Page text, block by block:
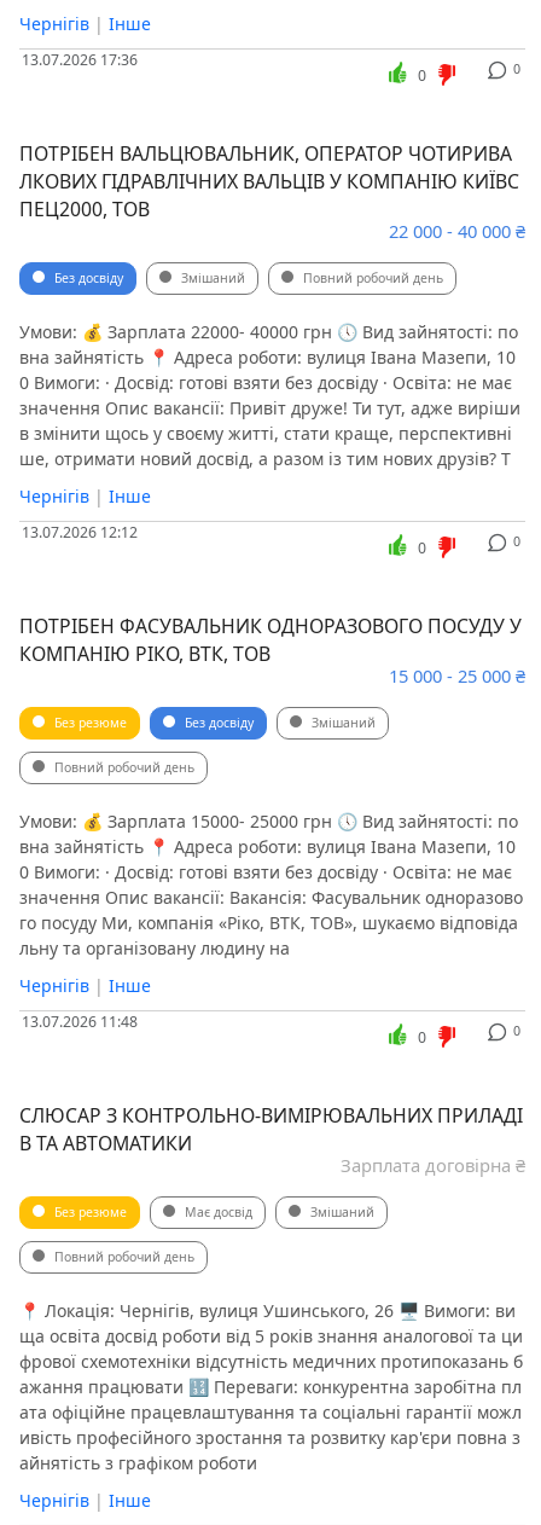
Чернігів | Інше
13.07.2026 17:36 0
0
ПОТРІБЕН ВАЛЬЦЮВАЛЬНИК, ОПЕРАТОР ЧОТИРИВА
ЛКОВИХ ГІДРАВЛІЧНИХ ВАЛЬЦІВ У КОМПАНІЮ КИЇВС
ПЕЦ2000, ТОВ
22 000 - 40 000 ₴
Без досвіду Змішаний Повний робочий день
Умови: 💰 Зарплата 22000- 40000 грн 🕔 Вид зайнятості: по
вна зайнятість 📍 Адреса роботи: вулиця Івана Мазепи, 10
0 Вимоги: · Досвід: готові взяти без досвіду · Освіта: не має
значення Опис вакансії: Привіт друже! Ти тут, адже виріши
в змінити щось у своєму житті, стати краще, перспективні
ше, отримати новий досвід, а разом із тим нових друзів? Т
Чернігів | Інше
13.07.2026 12:12 0
0
ПОТРІБЕН ФАСУВАЛЬНИК ОДНОРАЗОВОГО ПОСУДУ У
КОМПАНІЮ РІКО, ВТК, ТОВ
15 000 - 25 000 ₴
Без резюме Без досвіду Змішаний
Повний робочий день
Умови: 💰 Зарплата 15000- 25000 грн 🕔 Вид зайнятості: по
вна зайнятість 📍 Адреса роботи: вулиця Івана Мазепи, 10
0 Вимоги: · Досвід: готові взяти без досвіду · Освіта: не має
значення Опис вакансії: Вакансія: Фасувальник одноразово
го посуду Ми, компанія «Ріко, ВТК, ТОВ», шукаємо відповіда
льну та організовану людину на
Чернігів | Інше
13.07.2026 11:48 0
0
СЛЮСАР З КОНТРОЛЬНО-ВИМІРЮВАЛЬНИХ ПРИЛАДІ
В ТА АВТОМАТИКИ
Зарплата договірна ₴
Без резюме Має досвід Змішаний
Повний робочий день
📍 Локація: Чернігів, вулиця Ушинського, 26 🖥 Вимоги: ви
ща освіта досвід роботи від 5 років знання аналогової та ци
фрової схемотехніки відсутність медичних протипоказань б
ажання працювати 🔢 Переваги: конкурентна заробітна пл
ата офіційне працевлаштування та соціальні гарантії можл
ивість професійного зростання та розвитку кар'єри повна з
айнятість з графіком роботи
Чернігів | Інше